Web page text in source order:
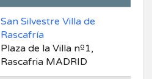
San Silvestre Villa de
Rascafría
Plaza de la Villa nº1,
Rascafria MADRID